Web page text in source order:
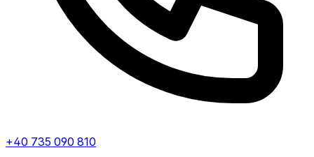
+40 735 090 810